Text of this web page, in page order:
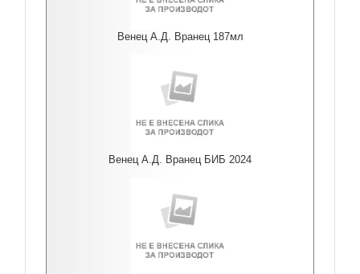
Венец А.Д. Вранец 187мл
Венец А.Д. Вранец БИБ 2024